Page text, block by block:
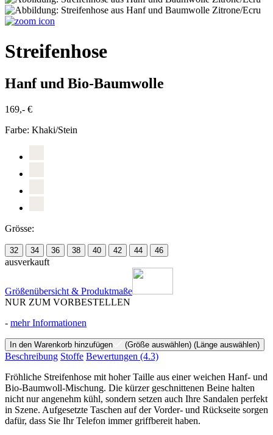
Streifenhose
Hanf und Bio-Baumwolle
169,- €
Farbe: Khaki/Stein
Grösse:
32 34 36 38 40 42 44 46
ausverkauft
Größenübersicht & Produktmaße
NUR ZUM VORBESTELLEN
- mehr Informationen
In den Warenkorb hinzufügen (Größe auswählen) (Länge auswählen)
Beschreibung Stoffe Bewertungen (4.3)
Fröhliche Streifenhose mit hoher Taille aus einer weichen Hanf- und
Bio-Baumwoll-Mischung. Die kürzer geschnittenen Beine halten
nicht nur angenehm kühl, sondern setzen auch Ihre Sandalen perfekt
in Szene. Aufgesetzte Taschen auf der Vorder- und Rückseite sorgen
dafür, dass Sie Ihr Telefon immer griffbereit haben.